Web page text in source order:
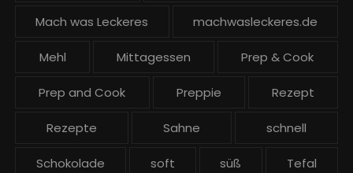
Mach was Leckeres machwasleckeres.de
Mehl Mittagessen Prep & Cook
Prep and Cook Preppie Rezept
Rezepte Sahne schnell
Schokolade soft süß Tefal